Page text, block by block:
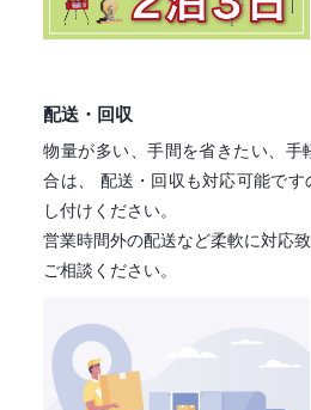
配送・回収
物量が多い、手間を省きたい、手
合は、
配送・回収も対応可能で
し付けください。
営業時間外の配送など柔軟に対応
ご相談ください。